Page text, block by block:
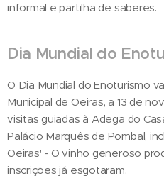
informal e partilha de saberes.
Dia Mundial do
O Dia Mundial do Enoturismo
Municipal de Oeiras, a 13 de
visitas guiadas à Adega do
Palácio Marquês de Pombal,
Oeiras' - O vinho generoso
inscrições já esgotaram.